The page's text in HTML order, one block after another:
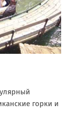
горки и